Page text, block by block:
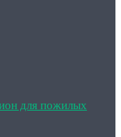
для пожилых